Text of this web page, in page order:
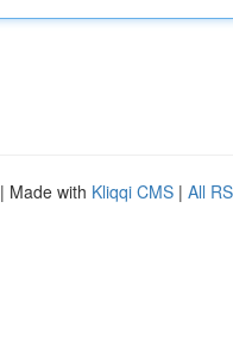
| Made with Kliqqi CMS | All